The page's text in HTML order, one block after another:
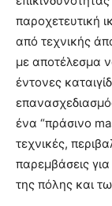
παροχετευτική
από τεχνικής
με αποτέλεσμα
έντονες
ένα “πράσινο
τεχνικές,
παρεμβάσεις
της πόλης και